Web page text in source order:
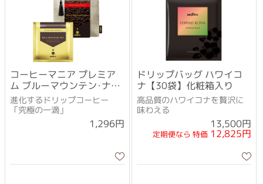
コーヒーマニア プレミア
ム ブルーマウンテン･ナン
バーワン
進化するドリップコーヒー
「究極の一滴」
1,296円
ドリップバッグ ハワイコ
ナ【30袋】化粧箱入り
高品質のハワイコナを贅沢に
味わえる
13,500円
定期便なら 特価12,825円